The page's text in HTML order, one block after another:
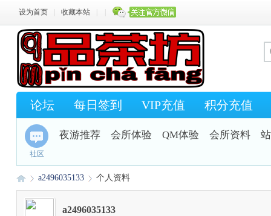
设为首页 收藏本站
论坛 每日签到 VIP充值 积分充值
社区
夜游推荐 会所体验 QM体验 会所资料
a2496035133 个人资料
a2496035133